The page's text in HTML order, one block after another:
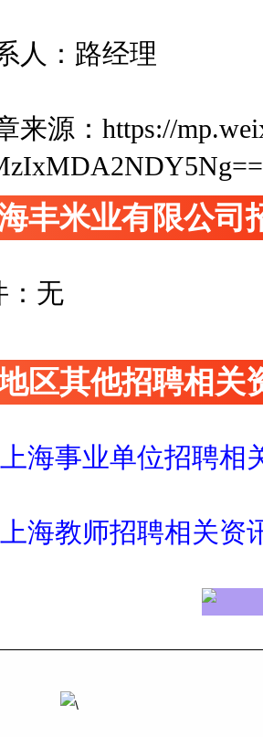
：路经理
来源： https://
丰米业有限公司
无
区其他招聘相关
上海事业单位招聘相
上海教师招聘相关资